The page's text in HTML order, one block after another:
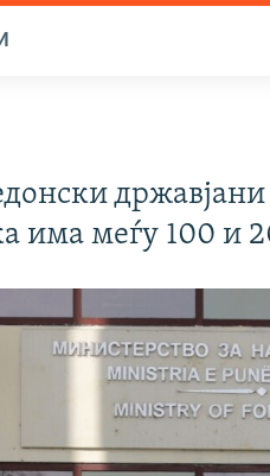
државјани
има меѓу 100 и